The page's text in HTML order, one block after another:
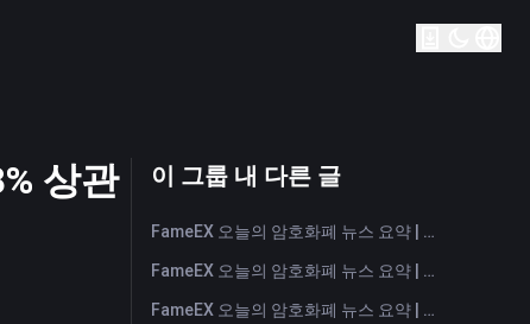
상관
이 그룹 내 다른 글
FameEX 오늘의 암호화폐 뉴스 요약 | 2026년 8월 5일
FameEX 오늘의 암호화폐 뉴스 요약 | 2026년 8월 4일
FameEX 오늘의 암호화폐 뉴스 요약 | 2026년 8월 3일